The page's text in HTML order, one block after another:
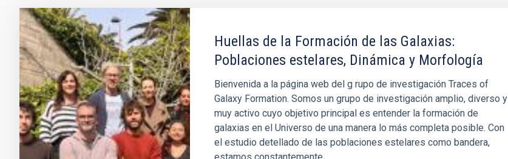
Huellas de la Formación de las Galaxias:
Poblaciones estelares, Dinámica y Morfología
Bienvenida a la página web del g rupo de investigación Traces of
Galaxy Formation. Somos un grupo de investigación amplio, diverso y
muy activo cuyo objetivo principal es entender la formación de
galaxias en el Universo de una manera lo más completa posible. Con
el estudio detellado de las poblaciones estelares como bandera,